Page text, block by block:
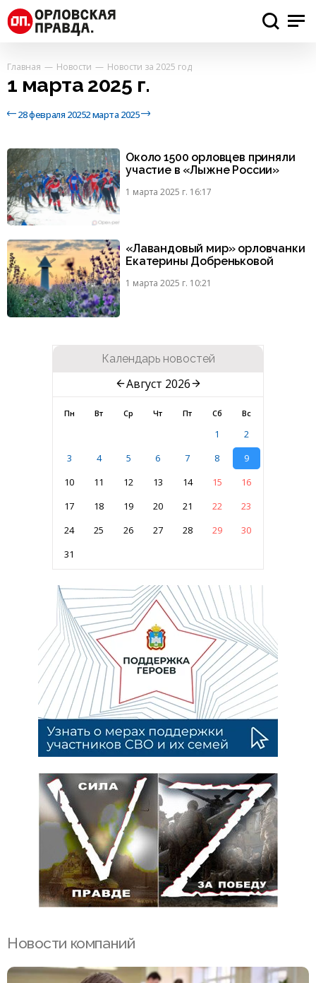
Главная Новости Новости за 2025 год
1 марта 2025 г.
28 февраля 20252 марта 2025
Около 1500 орловцев приняли
участие в «Лыжне России»
1 марта 2025 г. 16:17
«Лавандовый мир» орловчанки
Екатерины Добреньковой
1 марта 2025 г. 10:21
Календарь новостей
Август 2026
Пн Вт Ср Чт Пт Сб Вс
1
2
3
4 5 6 7 8
9
10
11 12 13 14 15
16
17
18 19 20 21 22
23
24
25 26 27 28 29
30
31
Новости компаний